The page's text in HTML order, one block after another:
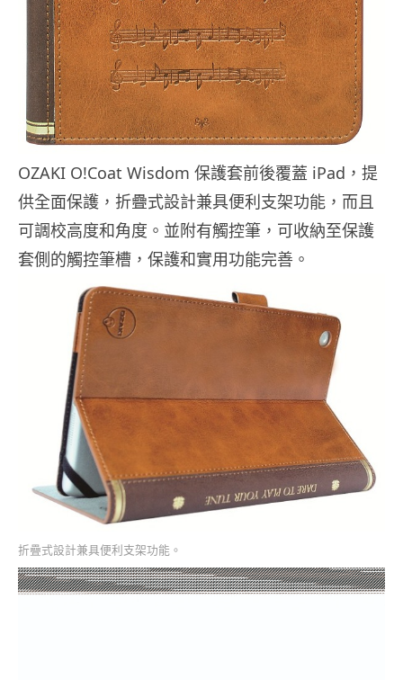
OZAKI O!Coat Wisdom 保護套前後覆蓋 iPad，提
供全面保護，折疊式設計兼具便利支架功能，而且
可調校高度和角度。並附有觸控筆，可收納至保護
套側的觸控筆槽，保護和實用功能完善。
折疊式設計兼具便利支架功能。